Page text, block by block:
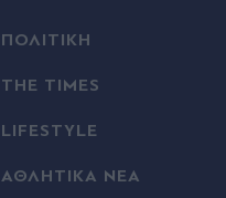
ΠΟΛΙΤΙΚΗ
THE TIMES
LIFESTYLE
ΑΘΛΗΤΙΚΑ ΝΕΑ